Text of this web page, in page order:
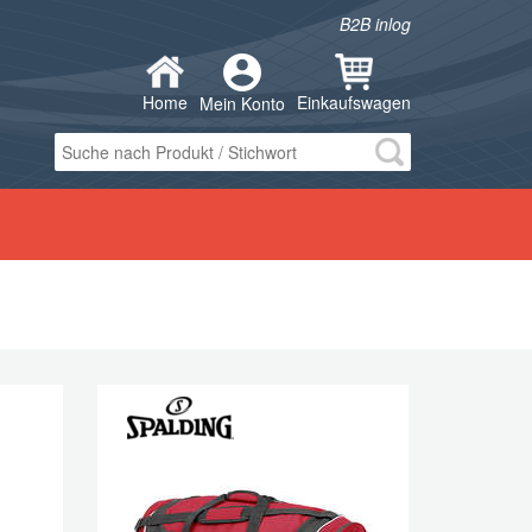
B2B inlog
Home Mein Konto Einkaufswagen